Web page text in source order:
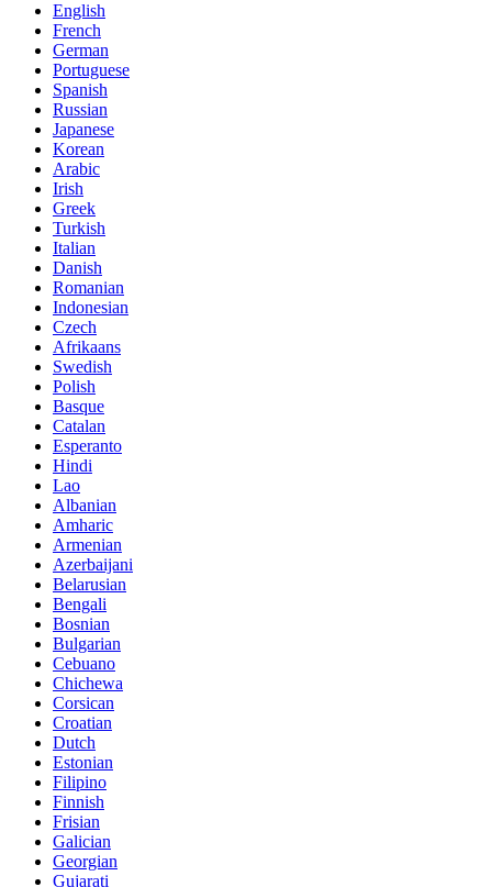
English
French
German
Portuguese
Spanish
Russian
Japanese
Korean
Arabic
Irish
Greek
Turkish
Italian
Danish
Romanian
Indonesian
Czech
Afrikaans
Swedish
Polish
Basque
Catalan
Esperanto
Hindi
Lao
Albanian
Amharic
Armenian
Azerbaijani
Belarusian
Bengali
Bosnian
Bulgarian
Cebuano
Chichewa
Corsican
Croatian
Dutch
Estonian
Filipino
Finnish
Frisian
Galician
Georgian
Gujarati